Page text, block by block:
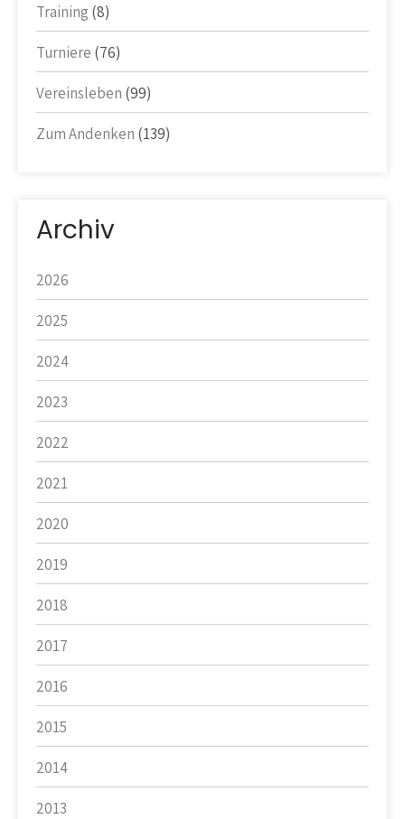
Training (8)
Turniere (76)
Vereinsleben (99)
Zum Andenken (139)
Archiv
2026
2025
2024
2023
2022
2021
2020
2019
2018
2017
2016
2015
2014
2013